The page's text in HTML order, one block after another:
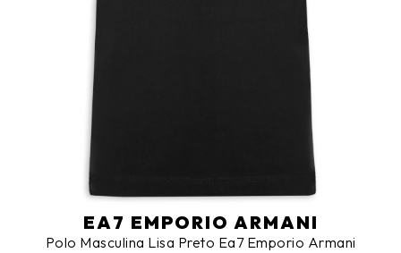
EA7 EMPORIO ARMANI
Polo Masculina Lisa Preto Ea7 Emporio Armani